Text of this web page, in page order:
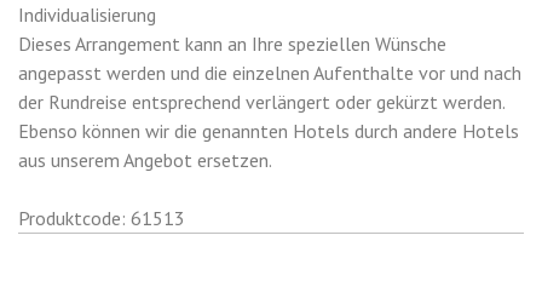
Individualisierung
Dieses Arrangement kann an Ihre speziellen Wünsche
angepasst werden und die einzelnen Aufenthalte vor und nach
der Rundreise entsprechend verlängert oder gekürzt werden.
Ebenso können wir die genannten Hotels durch andere Hotels
aus unserem Angebot ersetzen.
Produktcode: 61513